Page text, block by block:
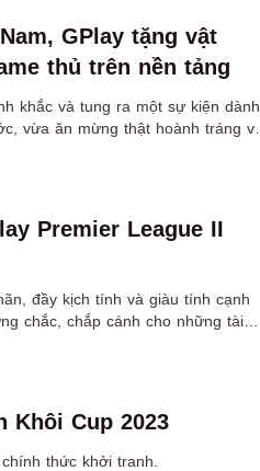
GPlay tặng vật
thủ trên nền tảng
khắc và tung ra một sự kiện dành
vừa ăn mừng thật hoành tráng và
Premier League II
đầy kịch tính và giàu tính cạnh
chắc, chắp cánh cho những tài
Khôi Cup 2023
thức khởi tranh.